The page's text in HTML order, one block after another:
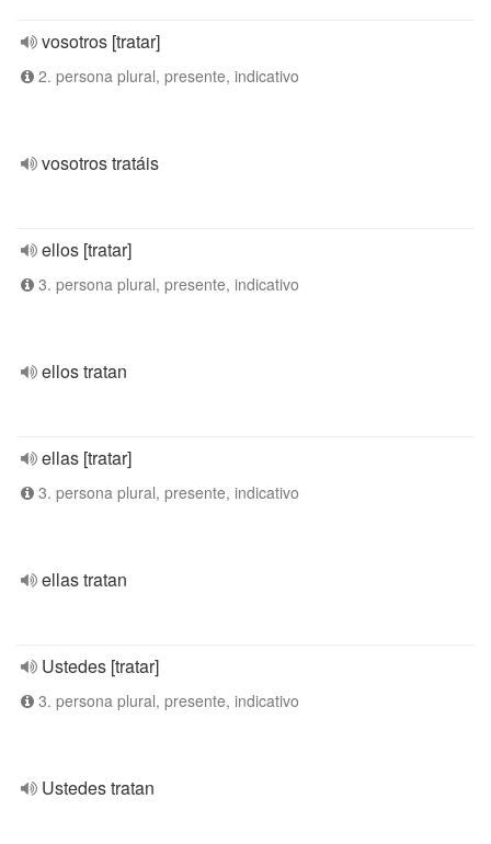
vosotros [tratar]
2. persona plural, presente, indicativo
vosotros tratáis
ellos [tratar]
3. persona plural, presente, indicativo
ellos tratan
ellas [tratar]
3. persona plural, presente, indicativo
ellas tratan
Ustedes [tratar]
3. persona plural, presente, indicativo
Ustedes tratan